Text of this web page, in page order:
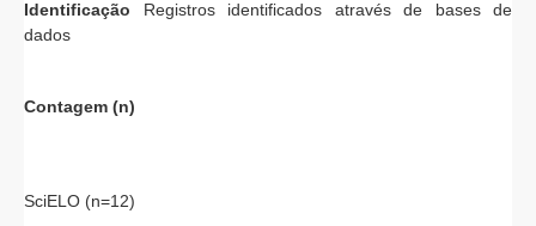
Identificação Registros identificados através de bases de
dados
Contagem (n)
SciELO (n=12)